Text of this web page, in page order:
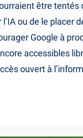
être tentés
ou de le placer
Google à
accessibles
ouvert à